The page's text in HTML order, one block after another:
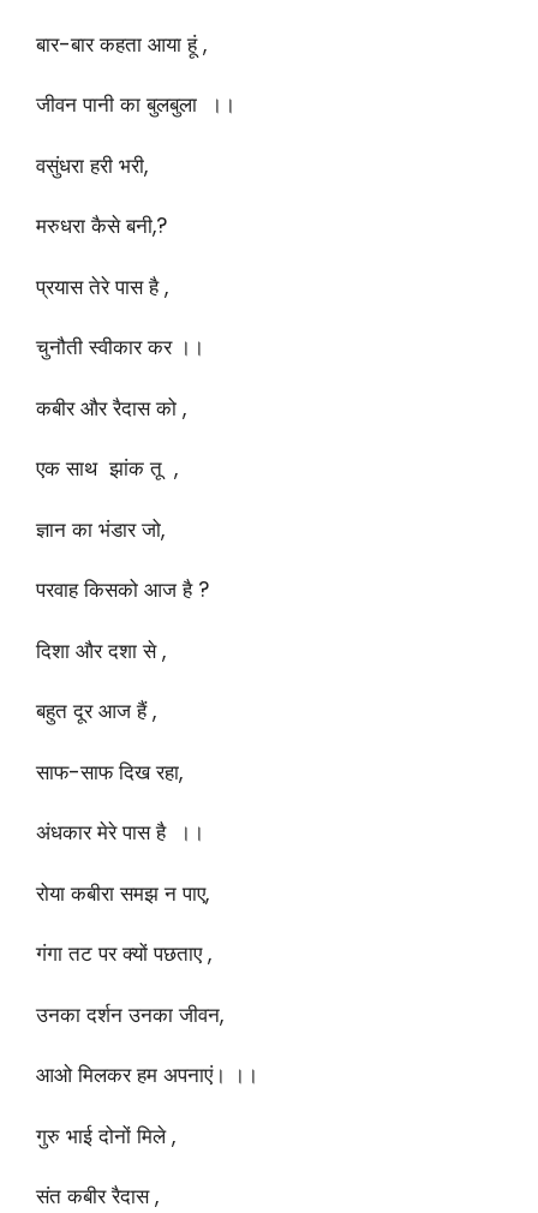
बार-बार कहता आया हूं ,
जीवन पानी का बुलबुला ।।
वसुंधरा हरी भरी,
मरुधरा कैसे बनी,?
प्रयास तेरे पास है ,
चुनौती स्वीकार कर ।।
कबीर और रैदास को ,
एक साथ झांक तू ,
ज्ञान का भंडार जो,
परवाह किसको आज है ?
दिशा और दशा से ,
बहुत दूर आज हैं ,
साफ-साफ दिख रहा,
अंधकार मेरे पास है ।।
रोया कबीरा समझ न पाए,
गंगा तट पर क्यों पछताए ,
उनका दर्शन उनका जीवन,
आओ मिलकर हम अपनाएं। ।।
गुरु भाई दोनों मिले ,
संत कबीर रैदास ,